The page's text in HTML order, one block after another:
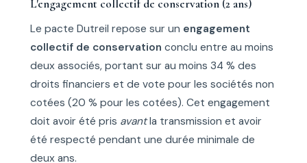
L'engagement collectif de conservation (2 ans)
Le pacte Dutreil repose sur un engagement
collectif de conservation conclu entre au moins
deux associés, portant sur au moins 34 % des
droits financiers et de vote pour les sociétés non
cotées (20 % pour les cotées). Cet engagement
doit avoir été pris avantla transmission et avoir
été respecté pendant une durée minimale de
deux ans.